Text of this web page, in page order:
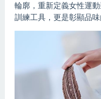
輪廓，重新定義女性運
訓練工具，更是彰顯品味